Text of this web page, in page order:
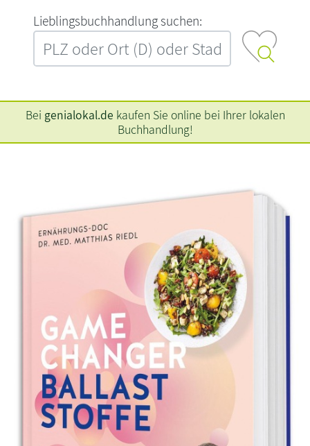
L‍i‍e‍b‍l‍i‍n‍g‍s‍b‍u‍c‍h‍h‍a‍n‍d‍l‍u‍n‍g‍ ‍s‍u‍c‍h‍e‍n‍:‍
Bei genialokal.de kaufen Sie online bei Ihrer lokalen
Buchhandlung!